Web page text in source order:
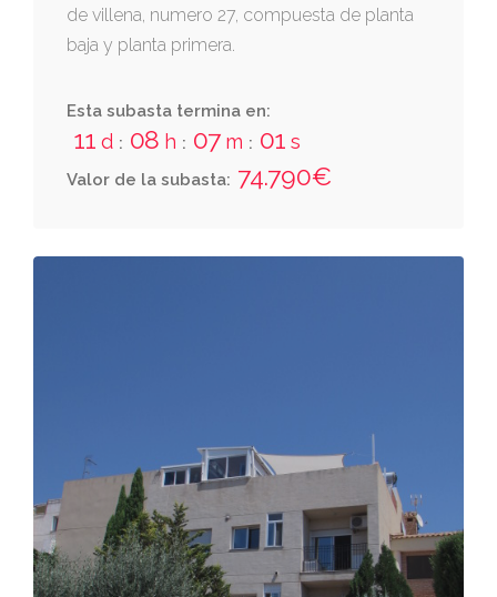
de villena, numero 27, compuesta de planta
baja y planta primera.
Esta subasta termina en:
11 d : 08 h : 07 m : 00s
Valor de la subasta: 74.790€